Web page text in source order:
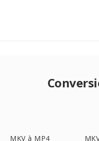
MKV à MP4